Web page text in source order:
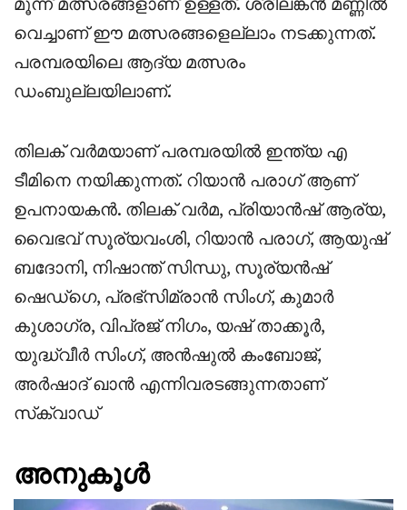
വെച്ചാണ് ഈ മത്സരങ്ങളെല്ലാം നടക്കുന്നത്.
പരമ്പരയിലെ ആദ്യ മത്സരം
ഡംബുല്ലയിലാണ്.
തിലക് വർമയാണ് പരമ്പരയിൽ ഇന്ത്യ എ
ടീമിനെ നയിക്കുന്നത്. റിയാൻ പരാഗ് ആണ്
ഉപനായകൻ. തിലക് വർമ, പ്രിയാൻഷ് ആര്യ,
വൈഭവ് സൂര്യവംശി, റിയാൻ പരാഗ്, ആയുഷ്
ബദോനി, നിഷാന്ത് സിന്ധു, സൂര്യൻഷ്
ഷെഡ്ഗെ, പ്രഭ്സിമ്രാൻ സിംഗ്, കുമാർ
കുശാഗ്ര, വിപ്രജ് നിഗം, യഷ് താക്കൂർ,
യുദ്ധ്‌വീർ സിംഗ്, അൻഷുൽ കംബോജ്,
അർഷാദ് ഖാൻ എന്നിവരടങ്ങുന്നതാണ്
സ്‌ക്വാഡ്
അനുകൂൾ